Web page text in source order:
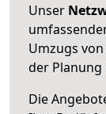
Unser
Umzugs
der Planung
Die